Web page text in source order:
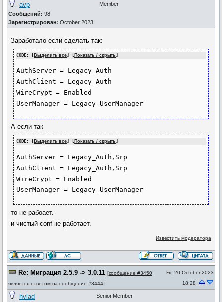
avp
Сообщений: 98
Зарегистрирован: October 2023
Member
Заработало если сделать так:
CODE: [ Выделить все] [ Показать / скрыть ]
AuthServer = Legacy_Auth
AuthClient = Legacy_Auth
WireCrypt = Enabled
А если так
CODE: [ Выделить все Показать / скрыть
AuthServer = Legacy_Auth,Srp
AuthClient = Legacy_Auth,Srp
WireCrypt = Enabled
то не рабоает.
и чистый conf не работает.
Известить модератора
Re: Миграция 2.5.9 -> 3.0.11 [сообщение #3450
является ответом на сообщение #3444]
Fri, 20 October 2023
18:28
hvlad Senior Member